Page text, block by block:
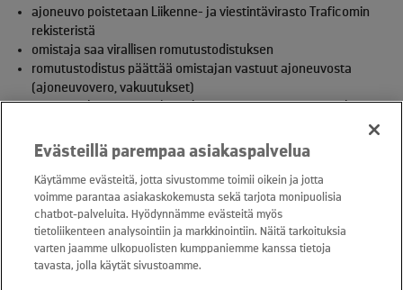
ajoneuvo poistetaan Liikenne- ja viestintävirasto Traficomin
rekisteristä
omistaja saa virallisen romutustodistuksen
romutustodistus päättää omistajan vastuut ajoneuvosta
(ajoneuvovero, vakuutukset)
ajoneuvo kierrätetään hyötykäyttöön ympäristömääräyksiä
Jos ajoneuvo ei ole Suomen kilvissä
vie ajoneuvo Kuusakosken vastaanottopisteeseen
kun saat romutustodistuksen toimita se ja ajoneuvon kilvet
kyseisen maan ajoneuvorekisteriviranomaiselle
pyydä ajoneuvon lopullista poistoa kyseisen maan rekisteristä
Evästeillä parempaa asiakaspalvelua
Käytämme evästeitä, jotta sivustomme toimii oikein ja jotta
voimme parantaa asiakaskokemusta sekä tarjota monipuolisia
chatbot-palveluita. Hyödynnämme evästeitä myös
tietoliikenteen analysointiin ja markkinointiin. Näitä tarkoituksia
varten jaamme ulkopuolisten kumppaniemme kanssa tietoja
tavasta, jolla käytät sivustoamme.